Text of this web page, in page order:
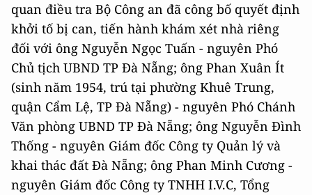
quan điều tra Bộ Công an đã công bố quyết định
khởi tố bị can, tiến hành khám xét nhà riêng
đối với ông Nguyễn Ngọc Tuấn - nguyên Phó
Chủ tịch UBND TP Đà Nẵng; ông Phan Xuân Ít
(sinh năm 1954, trú tại phường Khuê Trung,
quận Cẩm Lệ, TP Đà Nẵng) - nguyên Phó Chánh
Văn phòng UBND TP Đà Nẵng; ông Nguyễn Đình
Thống - nguyên Giám đốc Công ty Quản lý và
khai thác đất Đà Nẵng; ông Phan Minh Cương -
nguyên Giám đốc Công ty TNHH I.V.C, Tổng